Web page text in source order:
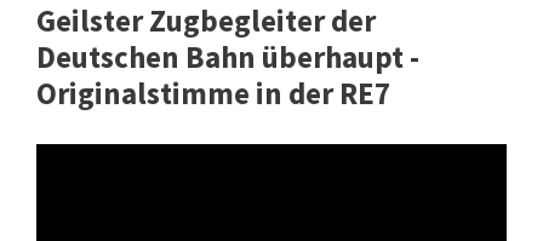
Geilster Zugbegleiter der
Deutschen Bahn überhaupt -
Originalstimme in der RE7